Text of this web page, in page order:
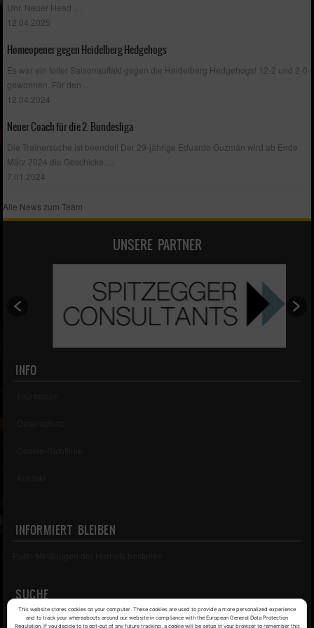
Uhr. Neuer Head
12.04.2025
Homeopener gegen Heidelberg Hedgehogs
Es war ein toller Saisonauftakt gegen die Heidelberg Hedgehogs! 12-2 und 2-0
gewonnen. Für den
12.04.2024
Neuer Coach für die 2. Bundesliga
Die Trainersuche ist beendet! Der 29-jährige Eduardo Guzmán wird ab Ende
März 2024 die Geschicke
7.01.2024
Alle News zum Team
UNSERE PARTNER
INFO
INFORMIERT BLEIBEN
SUCHE
Search
This website stores cookies on your computer. These cookies are used to provide a more personalized experience
and to track your whereabouts around our website in compliance with the European General Data Protection
Regulation. If you decide to to opt-out of any future tracking, a cookie will be setup in your browser to remember this